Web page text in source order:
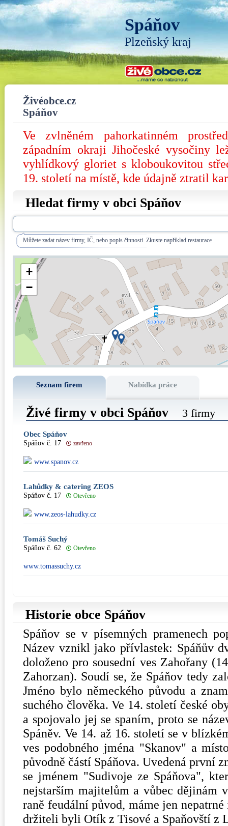
Spáňov
Plzeňský kraj
Živéobce.cz
Spáňov
Ve zvlněném pahorkatinném
západním okraji Jihočeské vysočiny
vyhlídkový gloriet s kloboukovitou
19. století na místě, kde údajně ztratil
Hledat firmy v obci Spáňov
Můžete zadat název firmy, IČ, nebo popis činnosti. Zkuste například restaurace
+
−
Seznam firem Nabídka práce
Živé firmy v obci Spáňov 3 firmy
Obec Spáňov
Spáňov č. 17 zavřeno
www.spanov.cz
Lahůdky & catering ZEOS
Spáňov č. 17 Otevřeno
www.zeos-lahudky.cz
Tomáš Suchý
Spáňov č. 62 Otevřeno
www.tomassuchy.cz
Historie obce Spáňov
Spáňov se v písemných pramenech
Název vznikl jako přívlastek: Spáňův
doloženo pro sousední ves Zahořany
Zahorzan). Soudí se, že Spáňov tedy
Jméno bylo německého původu a
suchého člověka. Ve 14. století české
a spojovalo jej se spaním, proto se
Spáněv. Ve 14. až 16. století se v
ves podobného jména "Skanov" a
původně částí Spáňova. Uvedená první
se jménem "Sudivoje ze Spáňova",
nejstarším majitelům a vůbec dějinám
raně feudální původ, máme jen
držiteli byli Otík z Tisové a Spaňovští z